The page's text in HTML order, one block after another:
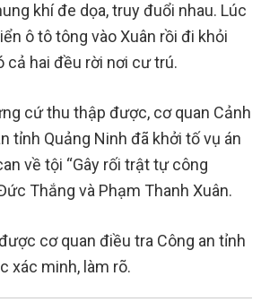
khí đe dọa, truy đuổi nhau. Lúc
ô tô tông vào Xuân rồi đi khỏi
cả hai đều rời nơi cư trú.
cứ thu thập được, cơ quan Cảnh
tỉnh Quảng Ninh đã khởi tố vụ án
về tội “Gây rối trật tự công
Thắng và Phạm Thanh Xuân.
cơ quan điều tra Công an tỉnh
xác minh, làm rõ.